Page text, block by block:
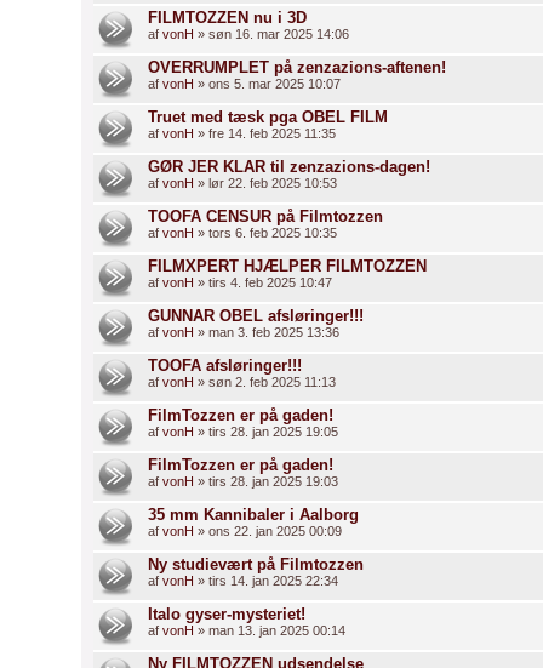
FILMTOZZEN nu i 3D
af vonH » søn 16. mar 2025 14:06
OVERRUMPLET på zenzazions-aftenen!
af vonH » ons 5. mar 2025 10:07
Truet med tæsk pga OBEL FILM
af vonH » fre 14. feb 2025 11:35
GØR JER KLAR til zenzazions-dagen!
af vonH » lør 22. feb 2025 10:53
TOOFA CENSUR på Filmtozzen
af vonH » tors 6. feb 2025 10:35
FILMXPERT HJÆLPER FILMTOZZEN
af vonH » tirs 4. feb 2025 10:47
GUNNAR OBEL afsløringer!!!
af vonH » man 3. feb 2025 13:36
TOOFA afsløringer!!!
af vonH » søn 2. feb 2025 11:13
FilmTozzen er på gaden!
af vonH » tirs 28. jan 2025 19:05
FilmTozzen er på gaden!
af vonH » tirs 28. jan 2025 19:03
35 mm Kannibaler i Aalborg
af vonH » ons 22. jan 2025 00:09
Ny studievært på Filmtozzen
af vonH » tirs 14. jan 2025 22:34
Italo gyser-mysteriet!
af vonH » man 13. jan 2025 00:14
Ny FILMTOZZEN udsendelse